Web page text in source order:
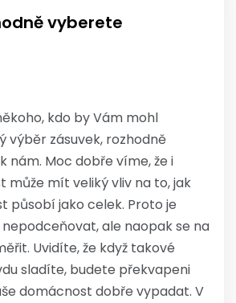
vyberete
kdo by Vám mohl
výběr zásuvek, rozhodně
nám. Moc dobře víme, že i
může mít veliký vliv na to, jak
působí jako celek. Proto je
ale naopak se na
Uvidíte, že když takové
sladíte, budete překvapeni
domácnost dobře vypadat. V